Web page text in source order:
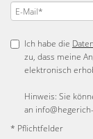
Ich habe die
zu, dass meine
elektronisch
Hinweis: Sie
an
* Pflichtfelder